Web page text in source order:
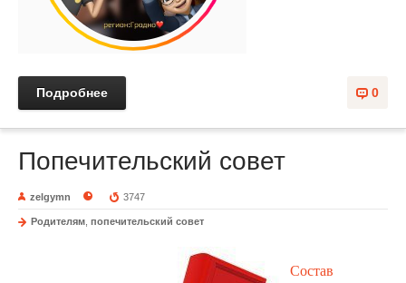
0
Подробнее
Попечительский совет
zelgymn 3747
Родителям попечительский совет
Состав